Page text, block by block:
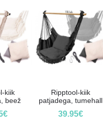
kiik
beež
€
Ripptool-kiik
patjadega, tumehall
39.95€